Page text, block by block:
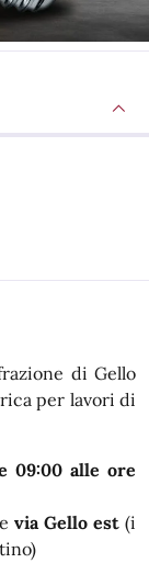
di Gello
per lavori di
09:00 alle ore
evia Gello est (i